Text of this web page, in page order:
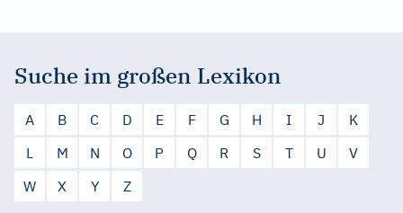
Suche im großen Lexikon
A B C D E F G H I J
K
L
M N O P Q R S T U
V
W
X Y Z